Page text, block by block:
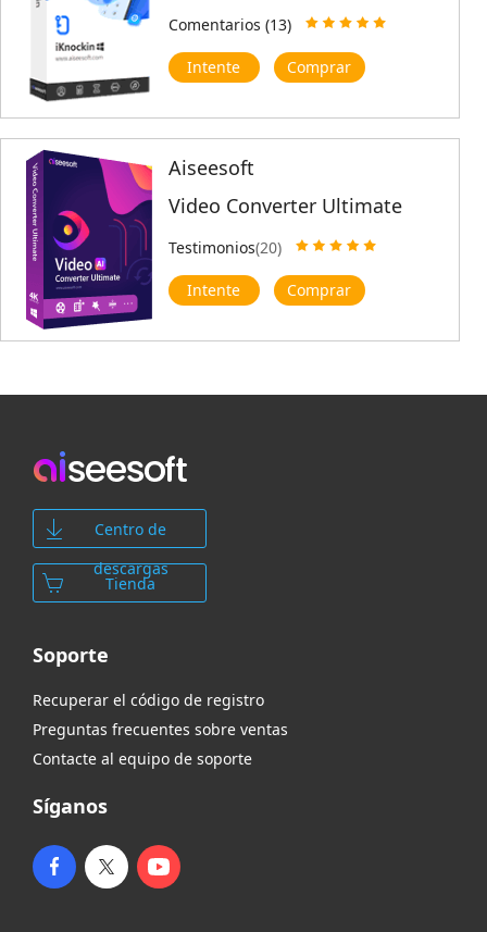
Comentarios (13)
Intente Comprar
Aiseesoft
Video Converter Ultimate
Testimonios(20)
Intente Comprar
Centro de
descargas
Tienda
Soporte
Recuperar el código de registro
Preguntas frecuentes sobre ventas
Contacte al equipo de soporte
Síganos